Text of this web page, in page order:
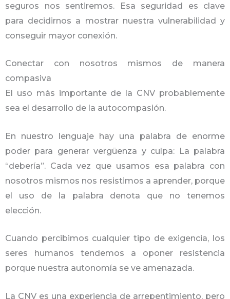
seguros nos sentiremos. Esa seguridad es clave
para decidirnos a mostrar nuestra vulnerabilidad y
conseguir mayor conexión.
Conectar con nosotros mismos de manera
compasiva
El uso más importante de la CNV probablemente
sea el desarrollo de la autocompasión.
En nuestro lenguaje hay una palabra de enorme
poder para generar vergüenza y culpa: La palabra
“debería”. Cada vez que usamos esa palabra con
nosotros mismos nos resistimos a aprender, porque
el uso de la palabra denota que no tenemos
elección.
Cuando percibimos cualquier tipo de exigencia, los
seres humanos tendemos a oponer resistencia
porque nuestra autonomía se ve amenazada.
La CNV es una experiencia de arrepentimiento, pero